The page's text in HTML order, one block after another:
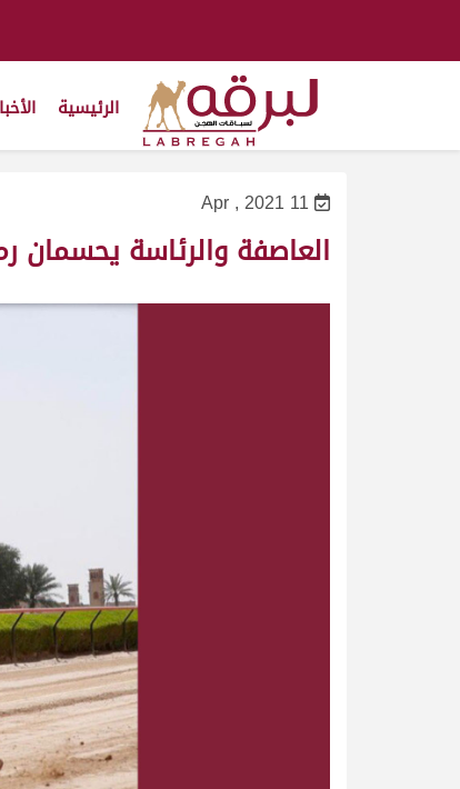
الرئيسية
11 Apr , 2021
العاصفة والرئاسة يحسمان